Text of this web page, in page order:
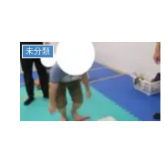
未分類